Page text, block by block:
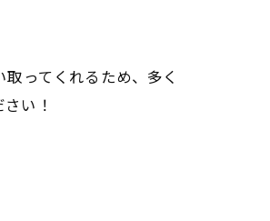
ってくれるため、多く
い！